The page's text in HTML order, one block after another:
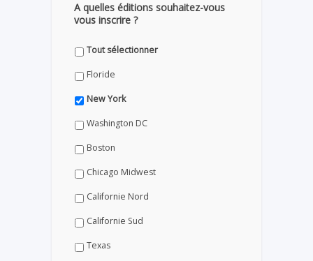
A quelles éditions souhaitez-vous
vous inscrire ?
Tout sélectionner
Floride
New York
Washington DC
Boston
Chicago Midwest
Californie Nord
Californie Sud
Texas